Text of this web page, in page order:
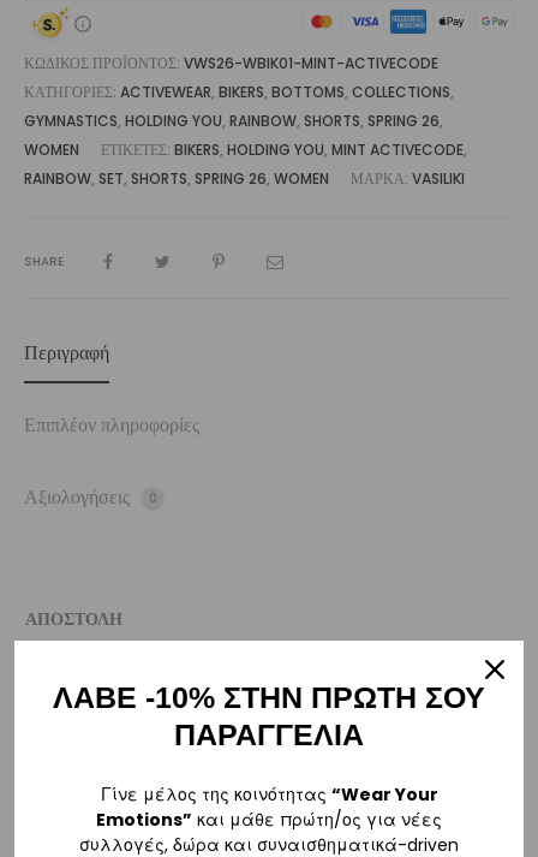
ποσότητα
ΚΩΔΙΚΌΣ ΠΡΟΪΌΝΤΟΣ: VWS26-WBIK01-MINT-ACTIVECODE
ΚΑΤΗΓΟΡΊΕΣ: ACTIVEWEAR, BIKERS, BOTTOMS, COLLECTIONS,
GYMNASTICS, HOLDING YOU, RAINBOW, SHORTS, SPRING 26,
WOMEN
ΕΤΙΚΈΤΕΣ: BIKERS, HOLDING YOU, MINT ACTIVECODE,
RAINBOW, SET, SHORTS, SPRING 26, WOMEN ΜΆΡΚΑ: VASILIKI
SHARE
Περιγραφή
Επιπλέον πληροφορίες
Αξιολογήσεις 0
ΑΠΟΣΤΟΛΗ
Η παραγγελία σας θα αποσταλεί την πρώτη εργάσιμη ημέρα μετά την
αγορά σας. M: (+30)6984526595| Email:
sales@vasilikiworld.com
ΠΑΡΑΔΟΣΗ
ΛΑΒΕ -10% ΣΤΗΝ ΠΡΩΤΗ ΣΟΥ
ΠΑΡΑΓΓΕΛΙΑ
Γίνε μέλος της κοινότητας “Wear Your
Emotions” και μάθε πρώτη/ος για νέες
συλλογές, δώρα και συναισθηματικά-driven